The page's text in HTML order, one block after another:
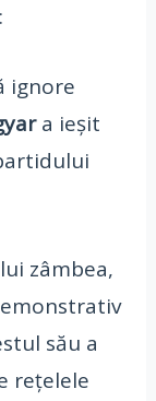
ignore
a ieșit
zâmbea,
său a
rețelele